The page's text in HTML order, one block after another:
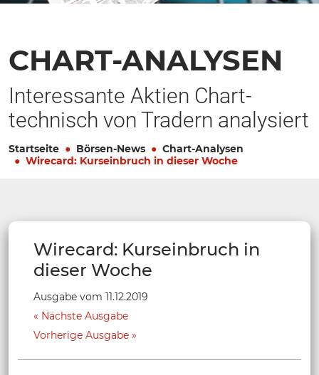
CHART-ANALYSEN
Interessante Aktien Chart-
technisch von Tradern analysiert
Startseite Börsen-News
Chart-Analysen
Wirecard: Kurseinbruch in dieser Woche
Wirecard: Kurseinbruch in
dieser Woche
Ausgabe vom 11.12.2019
Nächste Ausgabe
Vorherige Ausgabe